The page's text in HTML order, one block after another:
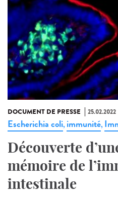
DOCUMENT DE PRESSE 25.02.2022
Escherichia coli, immunité,
Découverte
mémoire de
intestinale